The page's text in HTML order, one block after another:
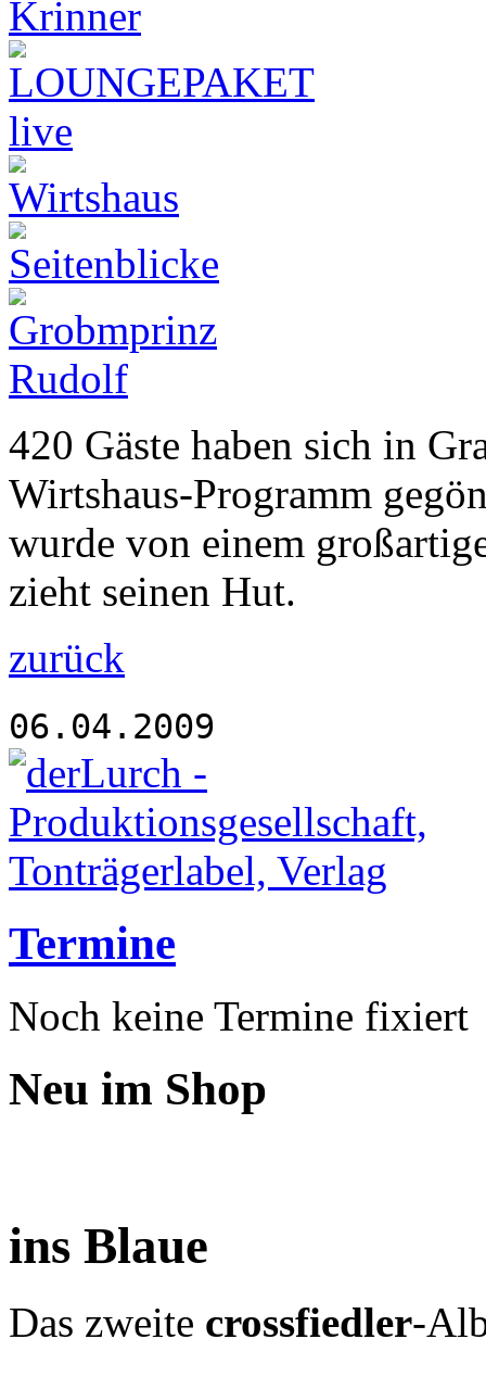
420 Gäste haben sich in
Wirtshaus-Programm
wurde von einem
zieht seinen Hut.
zurück
06.04.2009
Termine
Noch keine Termine fixiert
Neu im Shop
ins Blaue
Das zweite crossfiedler-